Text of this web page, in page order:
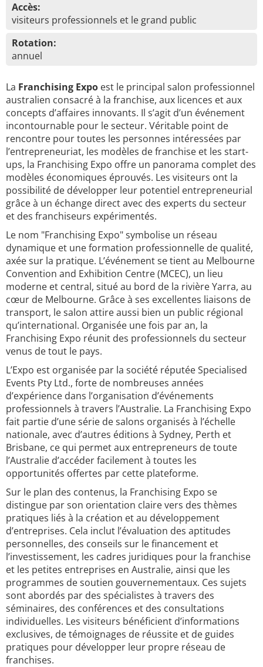
Accès:
visiteurs professionnels et le grand public
Rotation:
annuel
La Franchising Expo est le principal salon professionnel
australien consacré à la franchise, aux licences et aux
concepts d’affaires innovants. Il s’agit d’un événement
incontournable pour le secteur. Véritable point de
rencontre pour toutes les personnes intéressées par
l’entrepreneuriat, les modèles de franchise et les start-
ups, la Franchising Expo offre un panorama complet des
modèles économiques éprouvés. Les visiteurs ont la
possibilité de développer leur potentiel entrepreneurial
grâce à un échange direct avec des experts du secteur
et des franchiseurs expérimentés.
Le nom "Franchising Expo" symbolise un réseau
dynamique et une formation professionnelle de qualité,
axée sur la pratique. L’événement se tient au Melbourne
Convention and Exhibition Centre (MCEC), un lieu
moderne et central, situé au bord de la rivière Yarra, au
cœur de Melbourne. Grâce à ses excellentes liaisons de
transport, le salon attire aussi bien un public régional
qu’international. Organisée une fois par an, la
Franchising Expo réunit des professionnels du secteur
venus de tout le pays.
L’Expo est organisée par la société réputée Specialised
Events Pty Ltd., forte de nombreuses années
d’expérience dans l’organisation d’événements
professionnels à travers l’Australie. La Franchising Expo
fait partie d’une série de salons organisés à l’échelle
nationale, avec d’autres éditions à Sydney, Perth et
Brisbane, ce qui permet aux entrepreneurs de toute
l’Australie d’accéder facilement à toutes les
opportunités offertes par cette plateforme.
Sur le plan des contenus, la Franchising Expo se
distingue par son orientation claire vers des thèmes
pratiques liés à la création et au développement
d’entreprises. Cela inclut l’évaluation des aptitudes
personnelles, des conseils sur le financement et
l’investissement, les cadres juridiques pour la franchise
et les petites entreprises en Australie, ainsi que les
programmes de soutien gouvernementaux. Ces sujets
sont abordés par des spécialistes à travers des
séminaires, des conférences et des consultations
individuelles. Les visiteurs bénéficient d’informations
exclusives, de témoignages de réussite et de guides
pratiques pour développer leur propre réseau de
franchises.